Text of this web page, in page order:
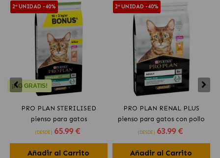
2ª UNIDAD -40%
¡KG GRATIS!
PRO PLAN STERILISED
pienso para gatos
esterilizados con salmón
(DESDE) 65.99 €
Añadir al Carrito
2ª UNIDAD -40%
PRO PLAN RENAL PLUS
pienso para gatos con pollo
(DESDE) 63.99 €
Añadir al Carrito